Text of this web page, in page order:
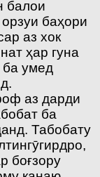
балои
баҳори
аз хок
ҳар гуна
ба умед
аз дарди
ба
Табобату
боғзору